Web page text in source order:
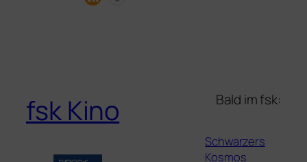
fsk Kino Bald im fsk:
Schwarzers
Kosmos